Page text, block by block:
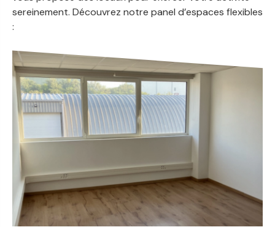
sereinement. Découvrez notre panel d’espaces flexibles
: